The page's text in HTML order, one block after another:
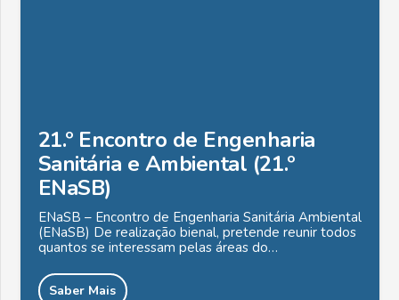
21.º Encontro de Engenharia
Sanitária e Ambiental (21.º
ENaSB)
ENaSB – Encontro de Engenharia Sanitária Ambiental
(ENaSB) De realização bienal, pretende reunir todos
quantos se interessam pelas áreas do…
Saber Mais